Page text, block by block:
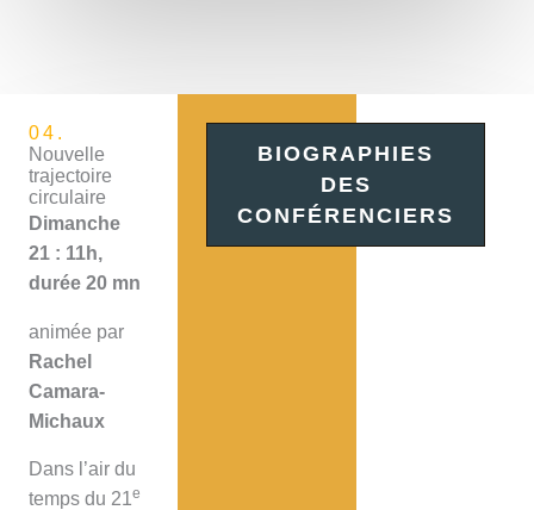
04.
Nouvelle
trajectoire
circulaire
Dimanche
21 : 11h,
durée 20 mn
animée par
Rachel
Camara-
Michaux
Dans l’air du
temps du 21e
BIOGRAPHIES
DES
CONFÉRENCIERS